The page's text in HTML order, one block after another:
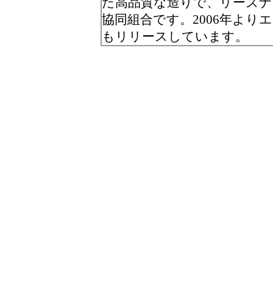
協同組合です。2006年より
もリリースしています。